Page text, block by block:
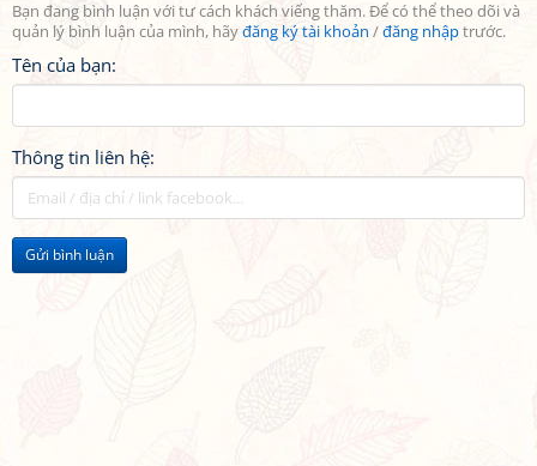
Bạn đang bình luận với tư cách khách viếng thăm. Để có thể theo dõi và
quản lý bình luận của mình, hãyđăng ký tài khoản /đăng nhậptrước.
Tên của bạn:
Thông tin liên hệ:
Gửi bình luận